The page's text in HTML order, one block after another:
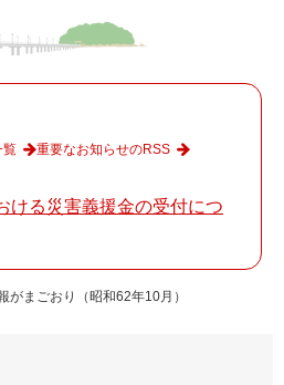
ける災害義援金の受付につ
覧 重要なお知らせのRSS
がまごおり（昭和62年10月）